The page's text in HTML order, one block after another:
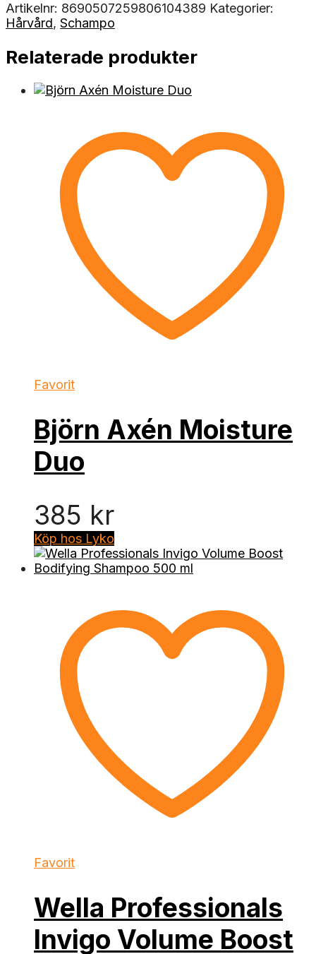
Artikelnr: 8690507259806104389 Kategorier:
Hårvård, Schampo
Relaterade produkter
Favorit
Björn Axén Moisture
Duo
385 kr
Köp hos Lyko
Favorit
Wella Professionals
Invigo Volume Boost